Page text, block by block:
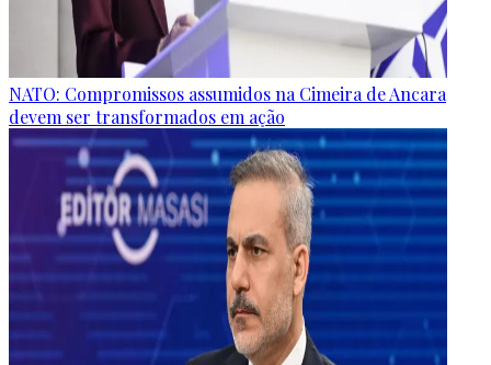
NATO: Compromissos assumidos na Cimeira de Ancara
devem ser transformados em ação